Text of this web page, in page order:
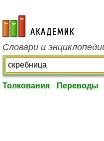
academic.ru
Словари и
Толкования Переводы